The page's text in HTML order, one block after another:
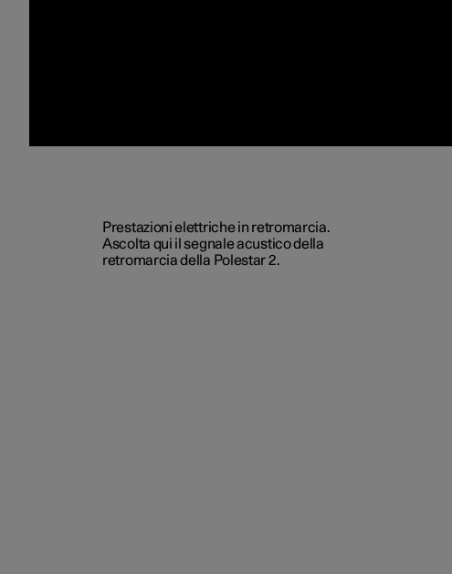
Prestazioni elettriche in retromarcia.
Ascolta qui il segnale acustico della
retromarcia della Polestar 2.